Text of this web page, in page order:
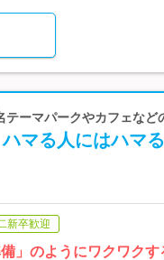
ーマパークやカフェな
マる人にはハマ
新卒歓迎
」のようにワクワク